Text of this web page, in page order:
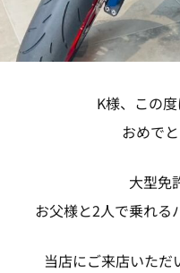
K様、この
おめで
大型免
お父様と2人で乗れる
当店にご来店いただ